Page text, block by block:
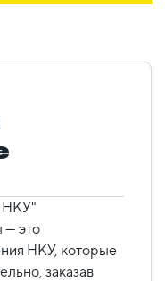
НКУ"
— это
НКУ, которые
заказав